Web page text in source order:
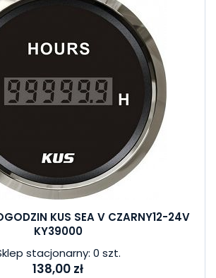
KUS SEA V CZARNY12-24V
KY39000
stacjonarny: 0 szt.
138,00 zł